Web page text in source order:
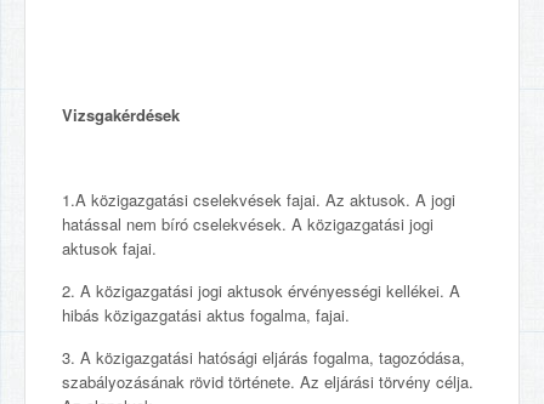
Vizsgakérdések
1.A közigazgatási cselekvések fajai. Az aktusok. A jogi
hatással nem bíró cselekvések. A közigazgatási jogi
aktusok fajai.
2. A közigazgatási jogi aktusok érvényességi kellékei. A
hibás közigazgatási aktus fogalma, fajai.
3. A közigazgatási hatósági eljárás fogalma, tagozódása,
szabályozásának rövid története. Az eljárási törvény célja.